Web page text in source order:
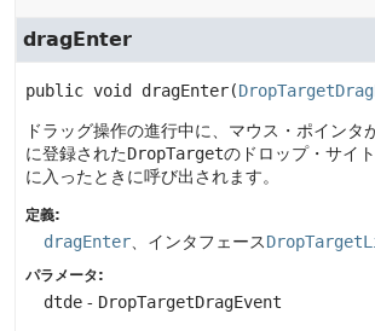
dragEnter
public void dragEnter(
ドラッグ操作の進行中に、マウス・ポインタ
に登録されたDropTargetのドロップ・サイ
に入ったときに呼び出されます。
定義:
dragEnter 、インタフェース
パラメータ:
dtde - DropTargetDragEvent